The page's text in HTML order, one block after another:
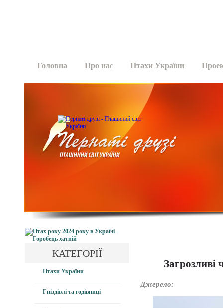
Головна Про нас Птахи України
КАТЕГОРІЇ
Птахи України
Гніздівлі та годівниці
Джерело: